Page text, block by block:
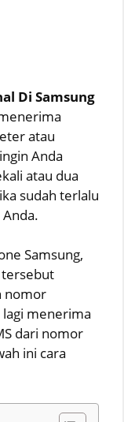
Di Samsung
atau
Anda
atau dua
sudah terlalu
Samsung,
nomor
menerima
dari nomor
ini cara